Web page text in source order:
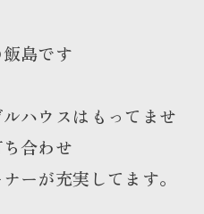
飯島です
ハウスはもってませ
合わせ
ーが充実してます。